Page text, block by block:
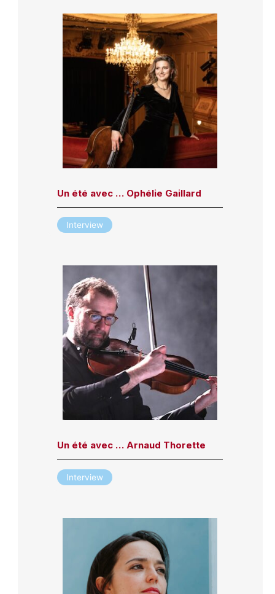
Un été avec … Ophélie Gaillard
Interview
Un été avec … Arnaud Thorette
Interview